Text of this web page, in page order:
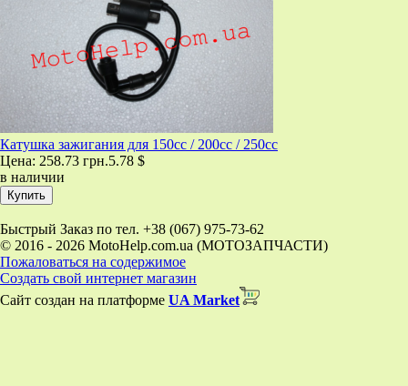
Катушка зажигания для 150cc / 200cc / 250cc
Цена: 258.73 грн.5.78 $
в наличии
Быстрый Заказ по тел. +38 (067) 975-73-62
© 2016 - 2026 MotoHelp.com.ua (МОТОЗАПЧАСТИ)
Пожаловаться на содержимое
Создать свой интернет магазин
Сайт создан на платформе UA Market